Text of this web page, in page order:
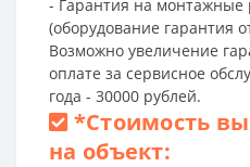
- Гарантия на монтажные
(оборудование гарантия
Возможно увеличение
оплате за сервисное
года - 30000 рублей.
*Стоимость
на объект: